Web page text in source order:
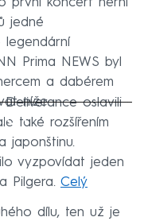
první koncert herní
jedné
legendární
Prima NEWS byl
a dabérem
níže.
oslavili
také rozšířením
japonštinu.
vyzpovídat jeden
Pilgera. Celý
dílu, ten už je